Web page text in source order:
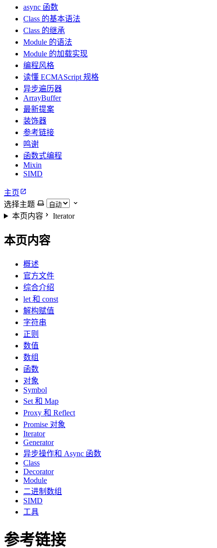
async 函数
Class 的基本语法
Class 的继承
Module 的语法
Module 的加载实现
编程风格
读懂 ECMAScript 规格
异步遍历器
ArrayBuffer
最新提案
装饰器
参考链接
鸣谢
函数式编程
Mixin
SIMD
主页
选择主题
本页内容
Iterator
本页内容
概述
官方文件
综合介绍
let 和 const
解构赋值
字符串
正则
数值
数组
函数
对象
Symbol
Set 和 Map
Proxy 和 Reflect
Promise 对象
Iterator
Generator
异步操作和 Async 函数
Class
Decorator
Module
二进制数组
SIMD
工具
参考链接